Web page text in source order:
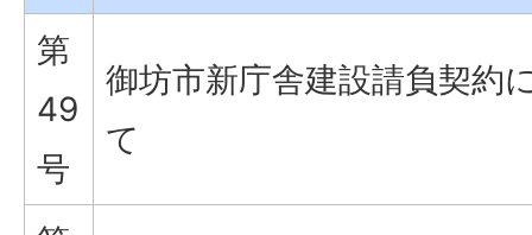
第
49
号
御坊市新庁舎建設請負契約
て